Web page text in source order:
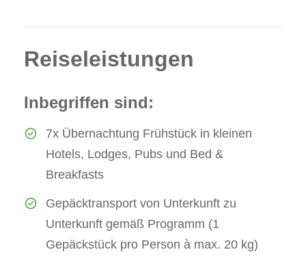
Reiseleistungen
Inbegriffen sind:
7x Übernachtung Frühstück in kleinen
Hotels, Lodges, Pubs und Bed &
Breakfasts
Gepäcktransport von Unterkunft zu
Unterkunft gemäß Programm (1
Gepäckstück pro Person à max. 20 kg)